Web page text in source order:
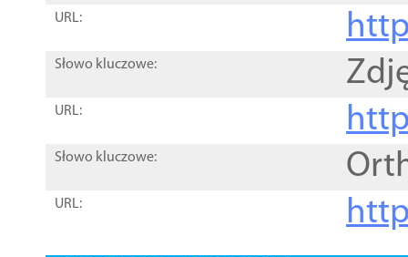
URL:
Słowo kluczowe:
URL:
Słowo kluczowe:
URL: